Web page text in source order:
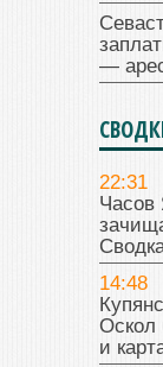
—
22:31
Часов
14:48
Оскол
и